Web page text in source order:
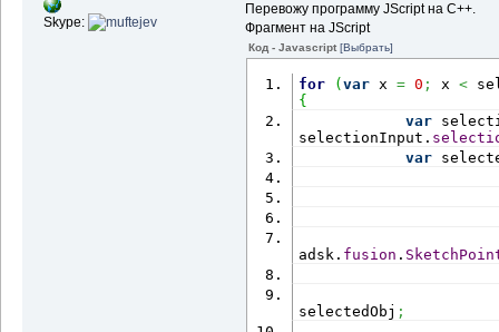
Skype:
Перевожу программу JScript на С++.
Фрагмент на JScript
Код - Javascript [Выбрать]
for (var x = 0 ; x <
{
var
selectionInput.
var
adsk. fusion .
selectedObj ;